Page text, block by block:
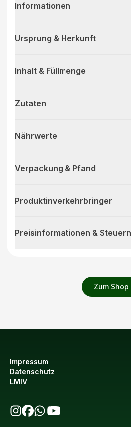
Zum Shop
Informationen
Ursprung & Herkunft
Inhalt & Füllmenge
Zutaten
Nährwerte
Verpackung & Pfand
Produktinverkehrbringer
Preisinformationen & Steuern
Impressum
Datenschutz
LMIV